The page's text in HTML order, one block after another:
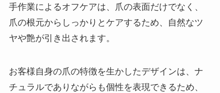
手作業によるオフケアは、爪の表面だけでなく、
爪の根元からしっかりとケアするため、自然なツ
ヤや艶が引き出されます。
お客様自身の爪の特徴を生かしたデザインは、ナ
チュラルでありながらも個性を表現できるため、